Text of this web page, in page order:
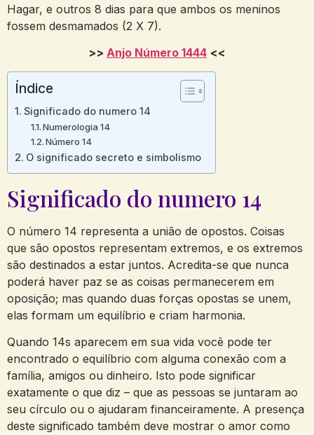
Hagar, e outros 8 dias para que ambos os meninos
fossem desmamados (2 X 7).
>> Anjo Número 1444 <<
Índice
Significado do numero 14
Numerologia 14
Número 14
O significado secreto e simbolismo
Significado do numero 14
O número 14 representa a união de opostos. Coisas
que são opostos representam extremos, e os extremos
são destinados a estar juntos. Acredita-se que nunca
poderá haver paz se as coisas permanecerem em
oposição; mas quando duas forças opostas se unem,
elas formam um equilíbrio e criam harmonia.
Quando 14s aparecem em sua vida você pode ter
encontrado o equilíbrio com alguma conexão com a
família, amigos ou dinheiro. Isto pode significar
exatamente o que diz – que as pessoas se juntaram ao
seu círculo ou o ajudaram financeiramente. A presença
deste significado também deve mostrar o amor como